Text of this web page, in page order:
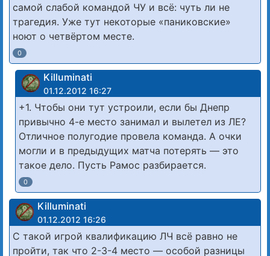
самой слабой командой ЧУ и всё: чуть ли не
трагедия. Уже тут некоторые «паниковские»
ноют о четвёртом месте.
0
Killuminati
01.12.2012 16:27
+1. Чтобы они тут устроили, если бы Днепр
привычно 4-е место занимал и вылетел из ЛЕ?
Отличное полугодие провела команда. А очки
могли и в предыдущих матча потерять — это
такое дело. Пусть Рамос разбирается.
0
Killuminati
01.12.2012 16:26
С такой игрой квалификацию ЛЧ всё равно не
пройти, так что 2-3-4 место — особой разницы